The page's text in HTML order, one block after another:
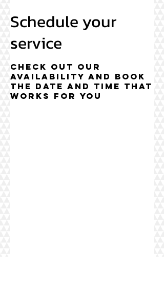
Schedule your
service
Check out our
availability and book
the date and time that
works for you